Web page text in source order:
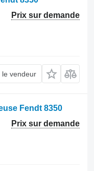
Prix sur demande
le vendeur
Fendt 8350
Prix sur demande